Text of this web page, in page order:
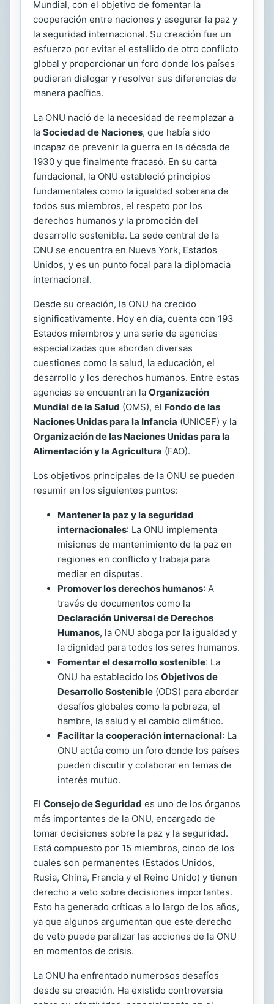
Mundial, con el objetivo de fomentar la
cooperación entre naciones y asegurar la paz y
la seguridad internacional. Su creación fue un
esfuerzo por evitar el estallido de otro conflicto
global y proporcionar un foro donde los países
pudieran dialogar y resolver sus diferencias de
manera pacífica.
La ONU nació de la necesidad de reemplazar a
la Sociedad de Naciones, que había sido
incapaz de prevenir la guerra en la década de
1930 y que finalmente fracasó. En su carta
fundacional, la ONU estableció principios
fundamentales como la igualdad soberana de
todos sus miembros, el respeto por los
derechos humanos y la promoción del
desarrollo sostenible. La sede central de la
ONU se encuentra en Nueva York, Estados
Unidos, y es un punto focal para la diplomacia
internacional.
Desde su creación, la ONU ha crecido
significativamente. Hoy en día, cuenta con 193
Estados miembros y una serie de agencias
especializadas que abordan diversas
cuestiones como la salud, la educación, el
desarrollo y los derechos humanos. Entre estas
agencias se encuentran la Organización
Mundial de la Salud (OMS), el Fondo de las
Naciones Unidas para la Infancia (UNICEF) y la
Organización de las Naciones Unidas para la
Alimentación y la Agricultura (FAO).
Los objetivos principales de la ONU se pueden
resumir en los siguientes puntos:
Mantener la paz y la seguridad
internacionales: La ONU implementa
misiones de mantenimiento de la paz en
regiones en conflicto y trabaja para
mediar en disputas.
Promover los derechos humanos: A
través de documentos como la
Declaración Universal de Derechos
Humanos, la ONU aboga por la igualdad y
la dignidad para todos los seres humanos.
Fomentar el desarrollo sostenible: La
ONU ha establecido los Objetivos de
Desarrollo Sostenible (ODS) para abordar
desafíos globales como la pobreza, el
hambre, la salud y el cambio climático.
Facilitar la cooperación internacional: La
ONU actúa como un foro donde los países
pueden discutir y colaborar en temas de
interés mutuo.
El Consejo de Seguridad es uno de los órganos
más importantes de la ONU, encargado de
tomar decisiones sobre la paz y la seguridad.
Está compuesto por 15 miembros, cinco de los
cuales son permanentes (Estados Unidos,
Rusia, China, Francia y el Reino Unido) y tienen
derecho a veto sobre decisiones importantes.
Esto ha generado críticas a lo largo de los años,
ya que algunos argumentan que este derecho
de veto puede paralizar las acciones de la ONU
en momentos de crisis.
La ONU ha enfrentado numerosos desafíos
desde su creación. Ha existido controversia